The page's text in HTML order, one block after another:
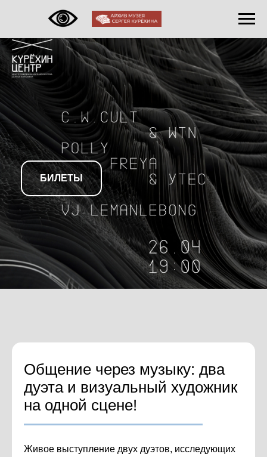
БИЛЕТЫ
Общение через музыку: два
дуэта и визуальный художник
на одной сцене!
Живое выступление двух дуэтов, исследующих